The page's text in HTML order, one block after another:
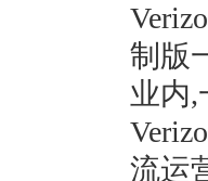
制版
业内,
流运